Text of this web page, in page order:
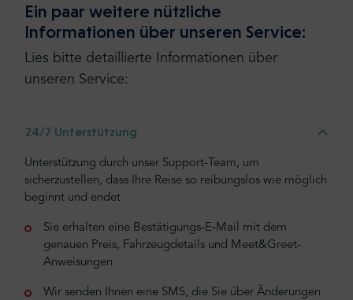
Ein paar weitere nützliche
Informationen über unseren Service:
Lies bitte detaillierte Informationen über
unseren Service:
24/7 Unterstützung
Unterstützung durch unser Support-Team, um
sicherzustellen, dass Ihre Reise so reibungslos wie möglich
beginnt und endet
Sie erhalten eine Bestätigungs-E-Mail mit dem
genauen Preis, Fahrzeugdetails und Meet&Greet-
Anweisungen
Wir senden Ihnen eine SMS, die Sie über Änderungen